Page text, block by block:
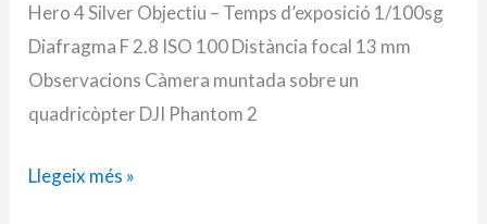
Hero 4 Silver Objectiu – Temps d’exposició 1/100sg
Diafragma F 2.8 ISO 100 Distància focal 13 mm
Observacions Càmera muntada sobre un
quadricòpter DJI Phantom 2
Llegeix més »